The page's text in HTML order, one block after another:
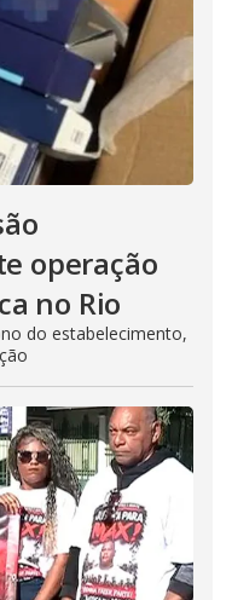
operação
no Rio
do estabelecimento,